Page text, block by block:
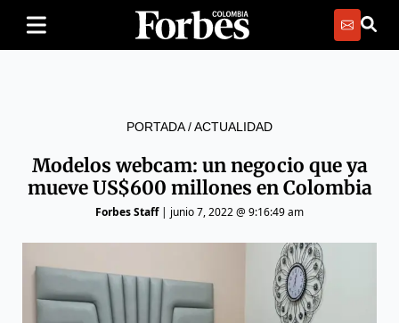
PORTADA/ACTUALIDAD
Modelos webcam: un negocio que ya
mueve US$600 millones en Colombia
Forbes Staff| junio 7, 2022 @ 9:16:49 am